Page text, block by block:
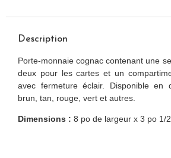
Description
Porte-monnaie cognac contenant une
deux pour les cartes et un
avec fermeture éclair. Disponible en
brun, tan, rouge, vert et autres.
Dimensions : 8 po de largeur x 3 po 1/